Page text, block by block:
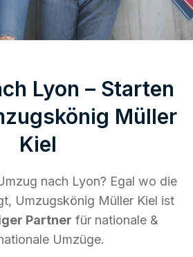
Lyon – Starten
Müller
Kiel
nach Lyon? Egal wo die
Umzugskönig Müller Kiel ist
Partner für nationale &
Umzüge.